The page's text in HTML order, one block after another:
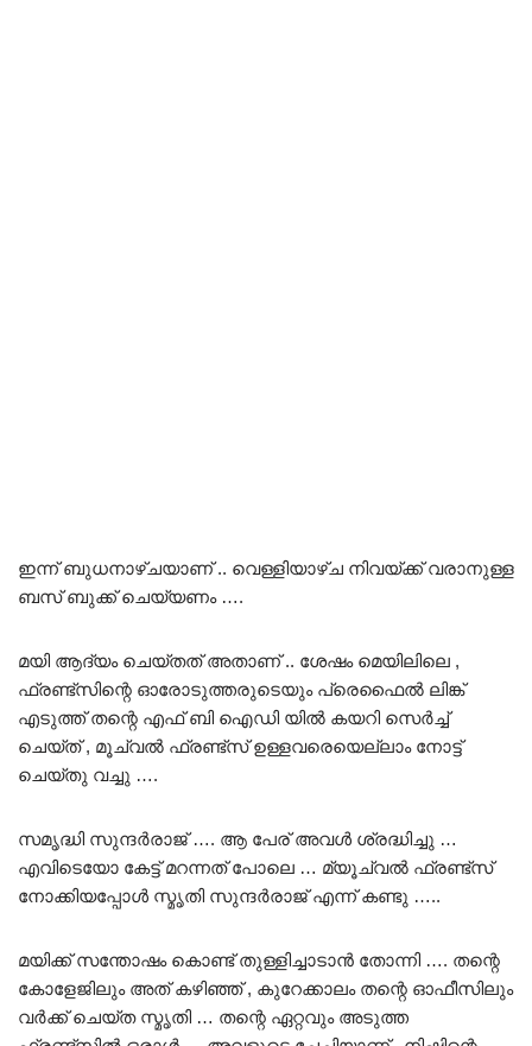
ഇന്ന് ബുധനാഴ്ചയാണ് .. വെള്ളിയാഴ്ച നിവയ്ക്ക് വരാനുള്ള
ബസ് ബുക്ക് ചെയ്യണം ….
മയി ആദ്യം ചെയ്തത് അതാണ് .. ശേഷം മെയിലിലെ ,
ഫ്രണ്ട്സിന്റെ ഓരോടുത്തരുടെയും പ്രെഫൈൽ ലിങ്ക്
എടുത്ത് തന്റെ എഫ് ബി ഐഡി യിൽ കയറി സെർച്ച്
ചെയ്ത് , മൂച്വൽ ഫ്രണ്ട്സ് ഉള്ളവരെയെല്ലാം നോട്ട്
ചെയ്തു വച്ചു ….
സമൃദ്ധി സുന്ദർരാജ് …. ആ പേര് അവൾ ശ്രദ്ധിച്ചു …
എവിടെയോ കേട്ട് മറന്നത് പോലെ … മ്യൂച്വൽ ഫ്രണ്ട്സ്
നോക്കിയപ്പോൾ സ്മൃതി സുന്ദർരാജ് എന്ന് കണ്ടു …..
മയിക്ക് സന്തോഷം കൊണ്ട് തുള്ളിച്ചാടാൻ തോന്നി …. തന്റെ
കോളേജിലും അത് കഴിഞ്ഞ് , കുറേക്കാലം തന്റെ ഓഫീസിലും
വർക്ക് ചെയ്ത സ്മൃതി … തന്റെ ഏറ്റവും അടുത്ത